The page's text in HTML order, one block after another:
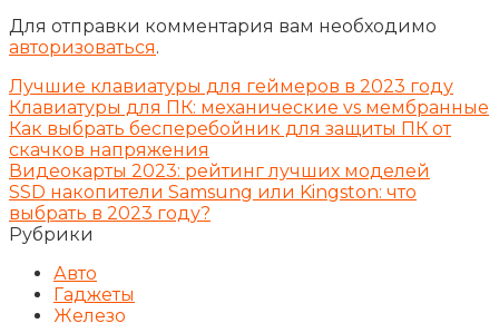
Для отправки комментария вам необходимо
авторизоваться.
Лучшие клавиатуры для геймеров в 2023 году
Клавиатуры для ПК: механические vs мембранные
Как выбрать бесперебойник для защиты ПК от
скачков напряжения
Видеокарты 2023: рейтинг лучших моделей
SSD накопители Samsung или Kingston: что
выбрать в 2023 году?
Рубрики
Авто
Гаджеты
Железо